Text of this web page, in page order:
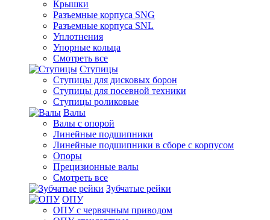
Крышки
Разъемные корпуса SNG
Разъемные корпуса SNL
Уплотнения
Упорные кольца
Смотреть все
Ступицы
Ступицы для дисковых борон
Ступицы для посевной техники
Ступицы роликовые
Валы
Валы с опорой
Линейные подшипники
Линейные подшипники в сборе с корпусом
Опоры
Прецизионные валы
Смотреть все
Зубчатые рейки
ОПУ
ОПУ с червячным приводом